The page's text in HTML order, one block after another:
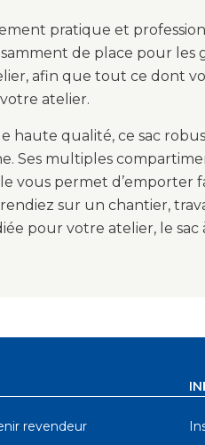
pratique et
de place pour les
afin que tout ce dont
atelier.
haute qualité, ce sac
Ses multiples
vous permet
sur un chantier,
pour votre atelier, le sac
revendeur